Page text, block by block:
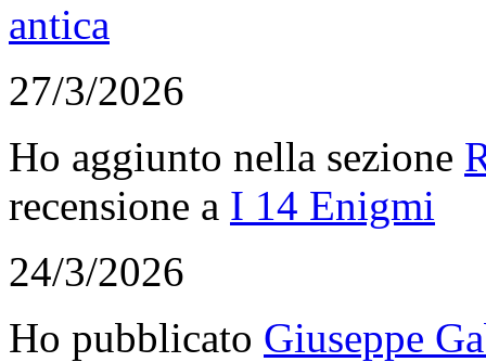
antica
27/3/2026
Ho aggiunto nella sezione
recensione a I 14 Enigmi
24/3/2026
Ho pubblicato Giuseppe